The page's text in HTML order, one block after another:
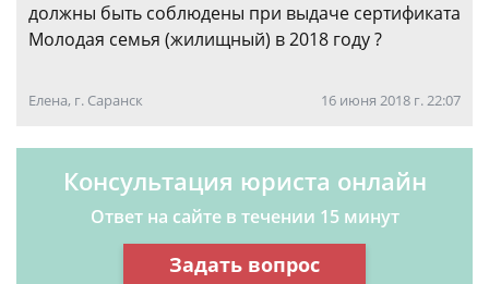
должны быть соблюдены при выдаче сертификата
Молодая семья (жилищный) в 2018 году ?
Елена, г. Саранск 16 июня 2018 г. 22:07
Консультация юриста онлайн
Ответ на сайте в течении 15 минут
Задать вопрос